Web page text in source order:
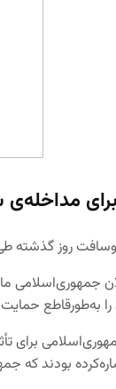
مداخله‌ی
روز گذشته
جمهوری‌اسلامی
به‌طورقاطع
برای
بودند که